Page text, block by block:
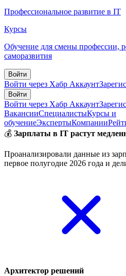
Профессиональное развитие в IT
Курсы
Обучение для смены профессии,
саморазвития
Войти
Войти через Хабр Аккаунт
Войти
Войти через Хабр Аккаунт
ВакансииСпециалистыКурсы и
обучениеЭкспертыКомпании
💰 Зарплаты в IT растут
Проанализировали данные из
первое полугодие 2026 года и
Архитектор решений